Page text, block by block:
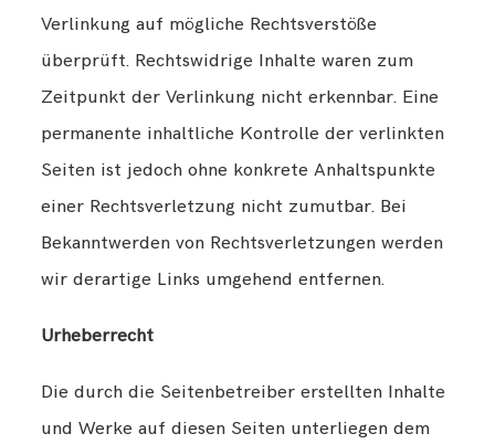
Verlinkung auf mögliche Rechtsverstöße
überprüft. Rechtswidrige Inhalte waren zum
Zeitpunkt der Verlinkung nicht erkennbar. Eine
permanente inhaltliche Kontrolle der verlinkten
Seiten ist jedoch ohne konkrete Anhaltspunkte
einer Rechtsverletzung nicht zumutbar. Bei
Bekanntwerden von Rechtsverletzungen werden
wir derartige Links umgehend entfernen.
Urheberrecht
Die durch die Seitenbetreiber erstellten Inhalte
und Werke auf diesen Seiten unterliegen dem